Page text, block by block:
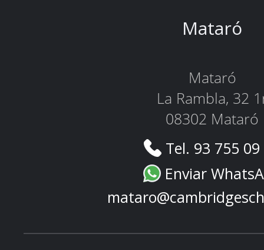
Mataró
Mataró
La Rambla, 32
08302 Mataró
Tel. 93 755
Enviar